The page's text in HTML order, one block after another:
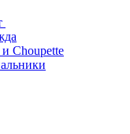
Choupette